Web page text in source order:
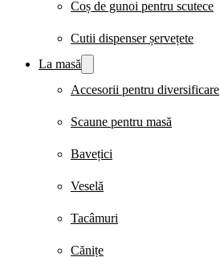
Coș de gunoi pentru scutece
Cutii dispenser șervețete
La masă
Accesorii pentru diversificare
Scaune pentru masă
Bavețici
Veselă
Tacâmuri
Cănițe